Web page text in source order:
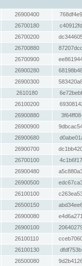
26900400
26700180
26700200
26700880
26700900
26900280
26900300
2610180
26100200
26900880
26900900
26900680
26900700
26700100
26900480
26900500
26100100
26500150
26900080
26900100
26100110
26100130
26500080